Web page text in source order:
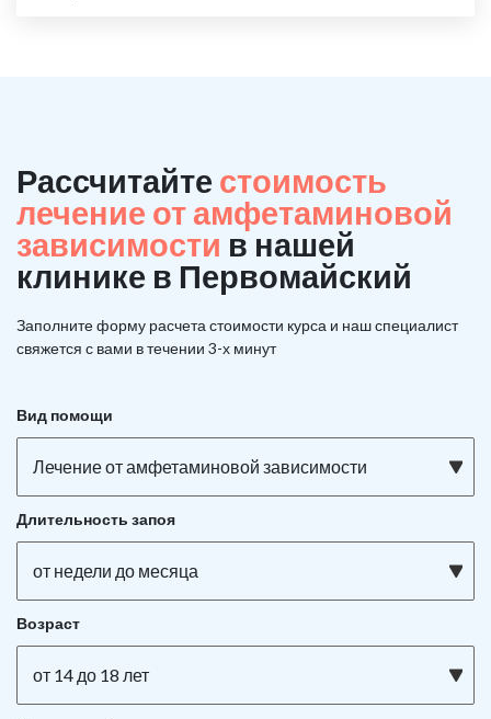
Рассчитайте стоимость
лечение от амфетаминовой
зависимости в нашей
клинике в Первомайский
Заполните форму расчета стоимости курса и наш специалист
свяжется с вами в течении 3-х минут
Вид помощи
Лечение от амфетаминовой зависимости
Длительность запоя
от недели до месяца
Возраст
от 14 до 18 лет